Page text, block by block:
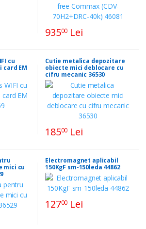
93500 Lei
cu
EM
Cutie metalica depozitare
obiecte mici deblocare cu
cifru mecanic 36530
18500 Lei
mici cu
Electromagnet aplicabil
150KgF sm-150leda 44862
12700 Lei